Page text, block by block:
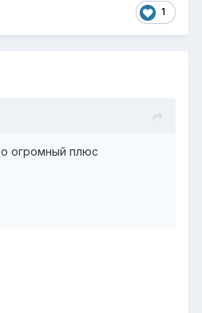
1
огромный плюс